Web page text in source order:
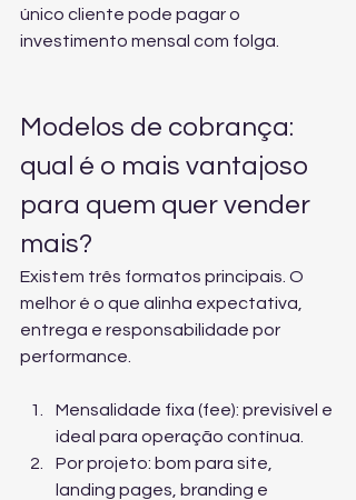
único cliente pode pagar o
investimento mensal com folga.
Modelos de cobrança:
qual é o mais vantajoso
para quem quer vender
mais?
Existem três formatos principais. O
melhor é o que alinha expectativa,
entrega e responsabilidade por
performance.
Mensalidade fixa (fee): previsível e
ideal para operação contínua.
Por projeto: bom para site,
landing pages, branding e